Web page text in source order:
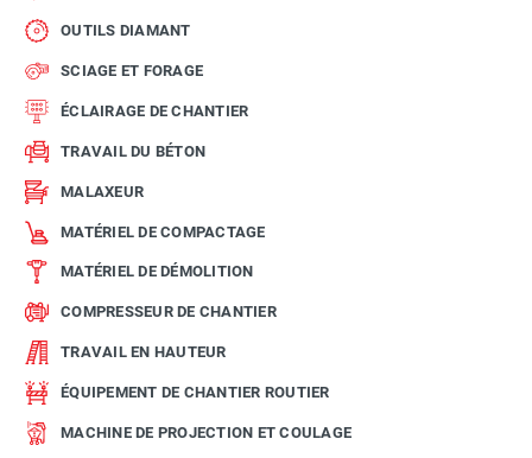
OUTILS DIAMANT
SCIAGE ET FORAGE
ÉCLAIRAGE DE CHANTIER
TRAVAIL DU BÉTON
MALAXEUR
MATÉRIEL DE COMPACTAGE
MATÉRIEL DE DÉMOLITION
COMPRESSEUR DE CHANTIER
TRAVAIL EN HAUTEUR
ÉQUIPEMENT DE CHANTIER ROUTIER
MACHINE DE PROJECTION ET COULAGE